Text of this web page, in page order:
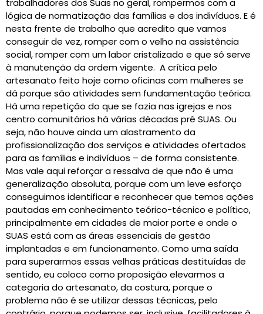
trabalhadores dos Suas no geral, rompermos com a
lógica de normatização das famílias e dos indivíduos. E é
nesta frente de trabalho que acredito que vamos
conseguir de vez, romper com o velho na assistência
social, romper com um labor cristalizado e que só serve
à manutenção da ordem vigente. A crítica pelo
artesanato feito hoje como oficinas com mulheres se
dá porque são atividades sem fundamentação teórica.
Há uma repetição do que se fazia nas igrejas e nos
centro comunitários há várias décadas pré SUAS. Ou
seja, não houve ainda um alastramento da
profissionalização dos serviços e atividades ofertados
para as famílias e indivíduos – de forma consistente.
Mas vale aqui reforçar a ressalva de que não é uma
generalização absoluta, porque com um leve esforço
conseguimos identificar e reconhecer que temos ações
pautadas em conhecimento teórico-técnico e político,
principalmente em cidades de maior porte e onde o
SUAS está com as áreas essenciais de gestão
implantadas e em funcionamento. Como uma saída
para superarmos essas velhas práticas destituídas de
sentido, eu coloco como proposição elevarmos a
categoria do artesanato, da costura, porque o
problema não é se utilizar dessas técnicas, pelo